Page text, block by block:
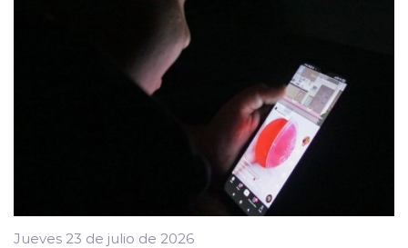
Jueves 23 de julio de 2026